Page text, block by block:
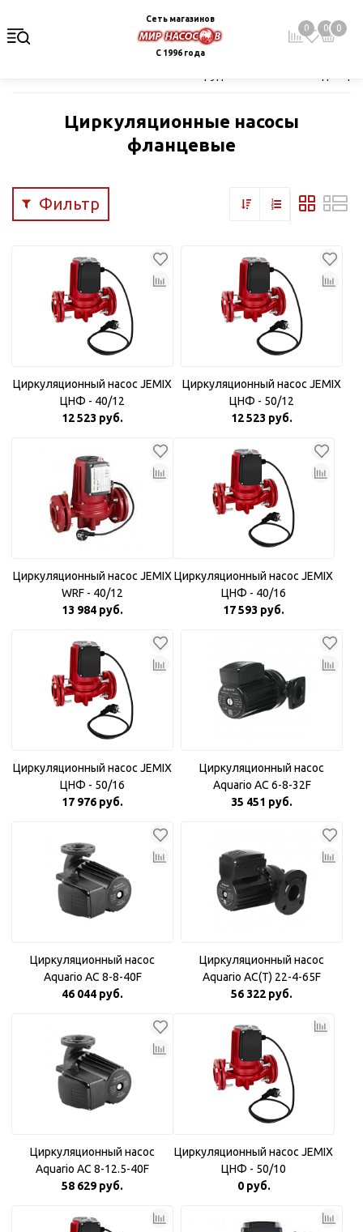
Сеть магазинов
С 1996 года
0 0 0
Циркуляционные насосы
фланцевые
Фильтр
Циркуляционный насос JEMIX
ЦНФ - 40/12
12 523 руб.
Циркуляционный насос JEMIX
ЦНФ - 50/12
12 523 руб.
Циркуляционный насос JEMIX
WRF - 40/12
13 984 руб.
Циркуляционный насос JEMIX
ЦНФ - 40/16
17 593 руб.
Циркуляционный насос JEMIX
ЦНФ - 50/16
17 976 руб.
Циркуляционный насос
Aquario AC 6-8-32F
35 451 руб.
Циркуляционный насос
Aquario AC 8-8-40F
46 044 руб.
Циркуляционный насос
Aquario AC(T) 22-4-65F
56 322 руб.
Циркуляционный насос
Aquario AC 8-12.5-40F
58 629 руб.
Циркуляционный насос JEMIX
ЦНФ - 50/10
0 руб.